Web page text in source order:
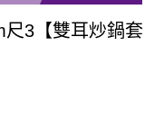
3【雙耳炒鍋套